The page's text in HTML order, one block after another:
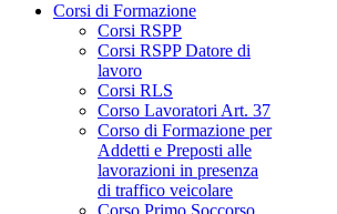
Corsi di Formazione
Corsi RSPP
Corsi RSPP Datore di
lavoro
Corsi RLS
Corso Lavoratori Art. 37
Corso di Formazione per
Addetti e Preposti alle
lavorazioni in presenza
di traffico veicolare
Corso Primo Soccorso